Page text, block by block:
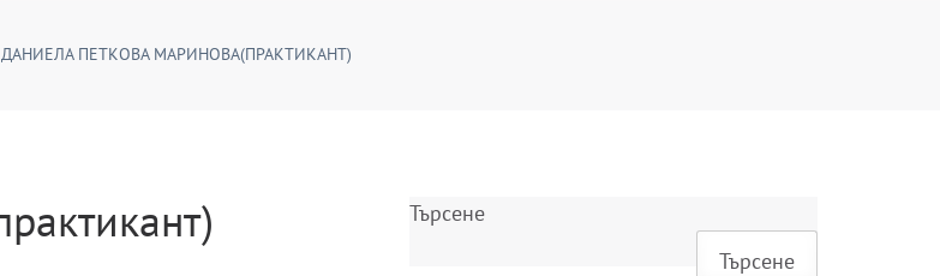
ДАНИЕЛА ПЕТКОВА МАРИНОВА(ПРАКТИКАНТ)
Търсене
Търсене